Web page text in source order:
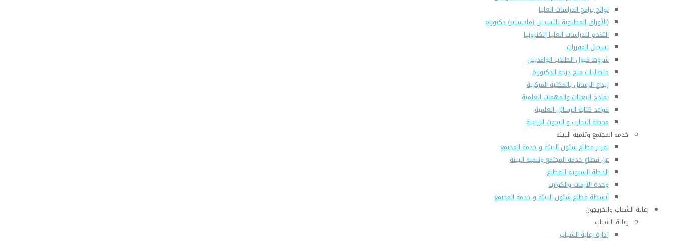
لوائح برامج الدراسات العليا
(الأوراق المطلوبة للتسجيل (ماجستير/ دكتوراه
التقدم للدراسات العليا إلكترونيا
تسجيل المقررات
شروط قبول الطلاب الوافديين
متطلبات منح درجة الدكتوراة
إيداع الرسائل بالمكتبة المركزية
نماذج البعثات والمهمات العلمية
قواعد كتابة الرسائل العلمية
محطة التجارب و البحوث الزراعية
خدمة المجتمع وتنمية البيئة
تقرير قطاع شئون البيئة و خدمة المجتمع
عن قطاع خدمة المجتمع وتنمية البيئة
الخطة السنوية للقطاع
وحدة الأزمات والكوارث
أنشطة قطاع شئون البيئة و خدمة المجتمع
رعاية الشباب والخريجون
رعاية الشباب
إدارة رعاية الشباب